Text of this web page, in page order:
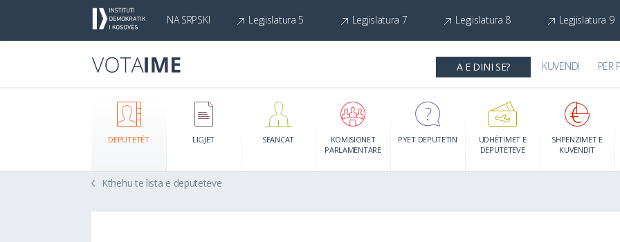
NA SRPSKI Legjislatura 5 Legjislatura 7 Legjislatura 8 Legjislatura 9
A E DINI SE? KUVENDI PËR
DEPUTETËT LIGJET SEANCAT
KOMISIONET
PARLAMENTARE
PYET DEPUTETIN
UDHËTIMET E
DEPUTETËVE
SHPENZIMET E
KUVENDIT
Kthehu te lista e deputetëve